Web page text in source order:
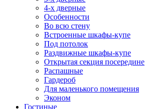
4-х дверные
Особенности
Во всю стену
Встроенные шкафы-купе
Под потолок
Раздвижные шкафы-купе
Открытая секция посередине
Распашные
Гардероб
Для маленького помещения
Эконом
Гостиные